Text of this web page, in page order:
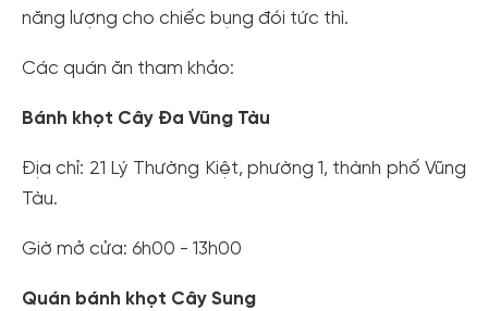
năng lượng cho chiếc bụng đói tức thì.
Các quán ăn tham khảo:
Bánh khọt Cây Đa Vũng Tàu
Địa chỉ: 21 Lý Thường Kiệt, phường 1, thành phố Vũng
Tàu.
Giờ mở cửa: 6h00 - 13h00
Quán bánh khọt Cây Sung